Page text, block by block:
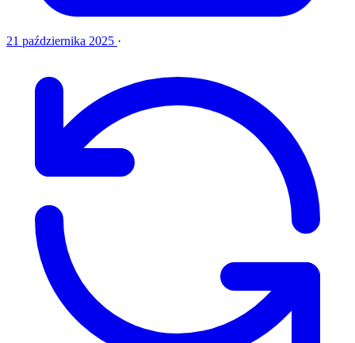
21 października 2025 ·